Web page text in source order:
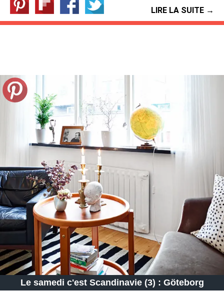
LIRE LA SUITE →
Le samedi c'est Scandinavie (3) : Göteborg